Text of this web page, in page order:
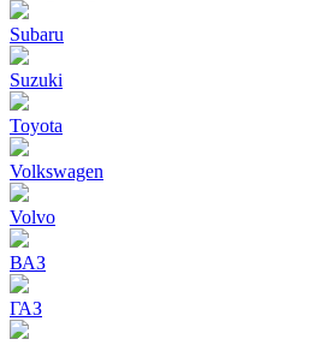
Subaru
Suzuki
Toyota
Volkswagen
Volvo
ВАЗ
ГАЗ